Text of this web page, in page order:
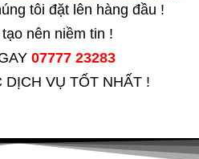
tôi đặt lên hàng đầu !
nên niềm tin !
07777 23283
VỤ TỐT NHẤT !